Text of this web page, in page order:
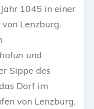
1045 in einer
Lenzburg.
und
Sippe des
Dorf im
von Lenzburg,